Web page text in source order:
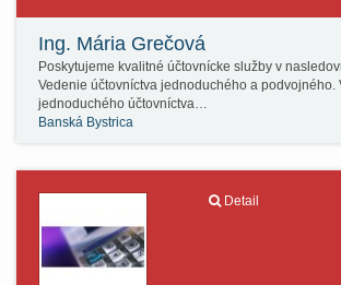
Ing. Mária Grečová
Poskytujeme kvalitné účtovnícke služby v
Vedenie účtovníctva jednoduchého a podvojného.
jednoduchého účtovníctva…
Banská Bystrica
Detail